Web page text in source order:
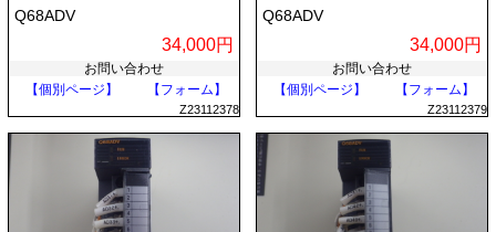
Q68ADV
34,000円
お問い合わせ
【個別ページ】
【フォーム】
Z23112378
Q68ADV
34,000円
お問い合わせ
【個別ページ】
【フォーム】
Z23112379